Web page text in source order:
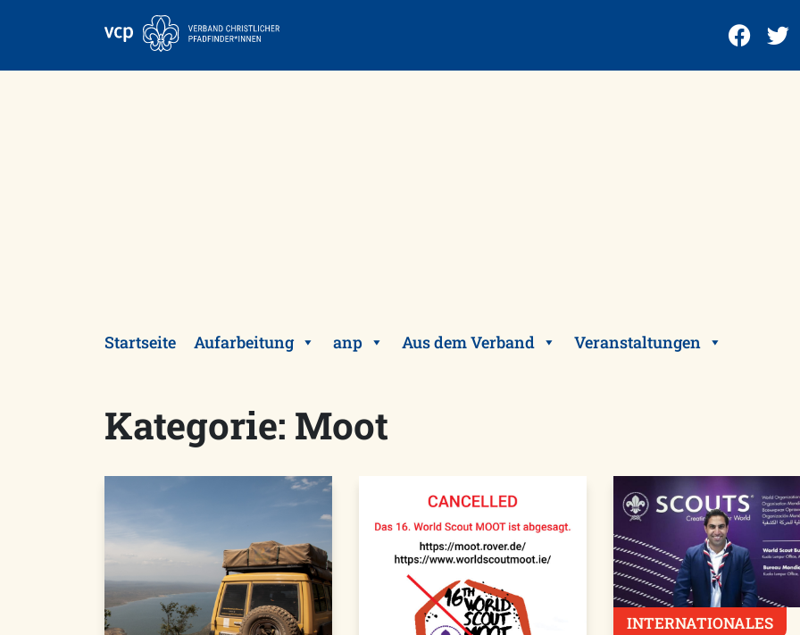
Startseite Aufarbeitung anp Aus dem Verband Veranstaltungen
Kategorie: Moot
INTERNATIONALES